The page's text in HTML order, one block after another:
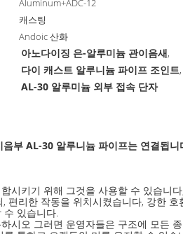
Aluminum+ADC-12
캐스팅
Andoic 산화
아노다이징 은-알루미늄 관이음새,
다이 캐스트 알루니늄 파이프 조인트,
AL-30 알루미늄 외부 접속 단자
부 AL-30 알루니늄 파이프는 연결됩니
시키기 위해 그것을 사용할 수 있습니
편리한 작동을 위치시켰습니다, 강한 호
수 있습니다.
시오 그러면 운영자들은 구조에 모든